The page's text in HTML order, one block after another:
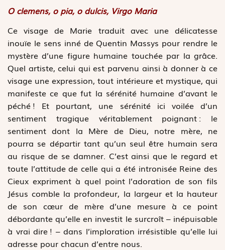
O clemens, o pia, o dulcis, Virgo Maria
Ce visage de Marie traduit avec une délicatesse
inouïe le sens inné de Quentin Massys pour rendre le
mystère d’une figure humaine touchée par la grâce.
Quel artiste, celui qui est parvenu ainsi à donner à ce
visage une expression, tout intérieure et mystique, qui
manifeste ce que fut la sérénité humaine d’avant le
péché ! Et pourtant, une sérénité ici voilée d’un
sentiment tragique véritablement poignant : le
sentiment dont la Mère de Dieu, notre mère, ne
pourra se départir tant qu’un seul être humain sera
au risque de se damner. C’est ainsi que le regard et
toute l’attitude de celle qui a été intronisée Reine des
Cieux expriment à quel point l’adoration de son fils
Jésus comble la profondeur, la largeur et la hauteur
de son cœur de mère d’une mesure à ce point
débordante qu’elle en investit le surcroît – inépuisable
à vrai dire ! – dans l’imploration irrésistible qu’elle lui
adresse pour chacun d’entre nous.